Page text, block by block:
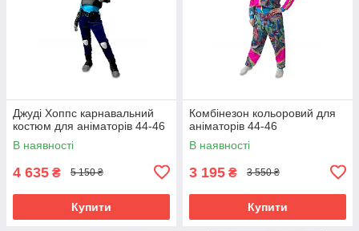
Джуді Хоппс карнавальний
костюм для аніматорів 44-46
В наявності
4 635 ₴ 5 150 ₴
Купити
Комбінезон кольоровий для
аніматорів 44-46
В наявності
3 195 ₴ 3 550 ₴
Купити